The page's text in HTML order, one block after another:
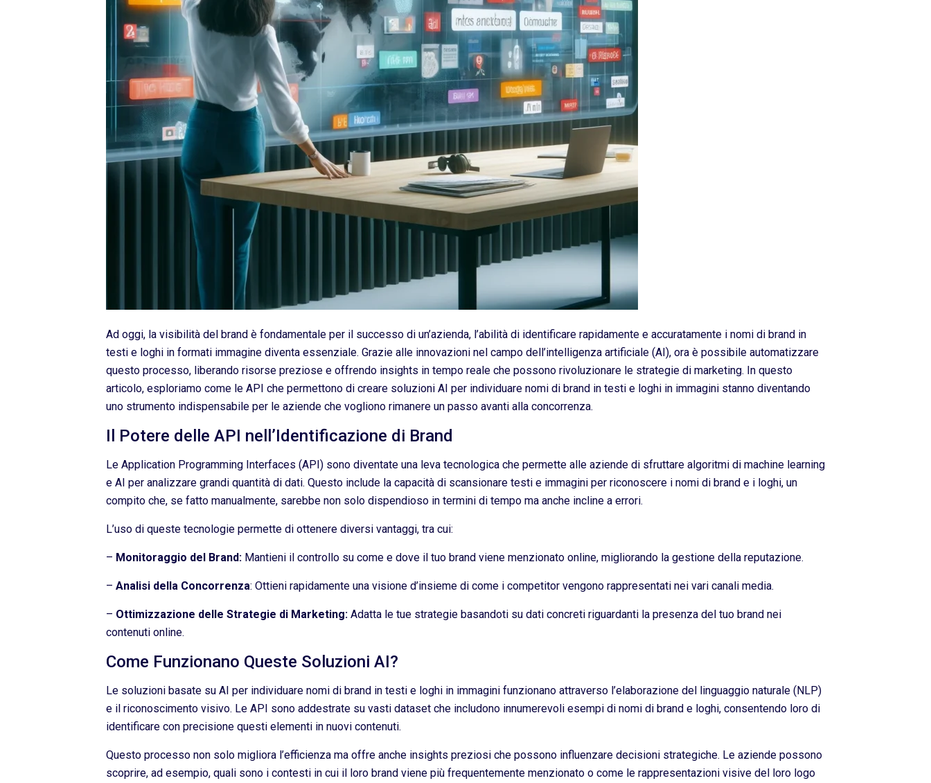
Ad oggi, la visibilità del brand è fondamentale per il successo di un’azienda, l’abilità di identificare rapidamente e accuratamente i nomi di brand in
testi e loghi in formati immagine diventa essenziale. Grazie alle innovazioni nel campo dell’intelligenza artificiale (AI), ora è possibile automatizzare
questo processo, liberando risorse preziose e offrendo insights in tempo reale che possono rivoluzionare le strategie di marketing. In questo
articolo, esploriamo come le API che permettono di creare soluzioni AI per individuare nomi di brand in testi e loghi in immagini stanno diventando
uno strumento indispensabile per le aziende che vogliono rimanere un passo avanti alla concorrenza.
Il Potere delle API nell’Identificazione di Brand
Le Application Programming Interfaces (API) sono diventate una leva tecnologica che permette alle aziende di sfruttare algoritmi di machine learning
e AI per analizzare grandi quantità di dati. Questo include la capacità di scansionare testi e immagini per riconoscere i nomi di brand e i loghi, un
compito che, se fatto manualmente, sarebbe non solo dispendioso in termini di tempo ma anche incline a errori.
L’uso di queste tecnologie permette di ottenere diversi vantaggi, tra cui:
– Monitoraggio del Brand:Mantieni il controllo su come e dove il tuo brand viene menzionato online, migliorando la gestione della reputazione.
– Analisi della Concorrenza: Ottieni rapidamente una visione d’insieme di come i competitor vengono rappresentati nei vari canali media.
– Ottimizzazione delle Strategie di Marketing: Adatta le tue strategie basandoti su dati concreti riguardanti la presenza del tuo brand nei
contenuti online.
Come Funzionano Queste Soluzioni AI?
Le soluzioni basate su AI per individuare nomi di brand in testi e loghi in immagini funzionano attraverso l’elaborazione del linguaggio naturale (NLP)
e il riconoscimento visivo. Le API sono addestrate su vasti dataset che includono innumerevoli esempi di nomi di brand e loghi, consentendo loro di
identificare con precisione questi elementi in nuovi contenuti.
Questo processo non solo migliora l’efficienza ma offre anche insights preziosi che possono influenzare decisioni strategiche. Le aziende possono
scoprire, ad esempio, quali sono i contesti in cui il loro brand viene più frequentemente menzionato o come le rappresentazioni visive del loro logo